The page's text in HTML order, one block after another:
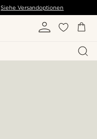
Siehe Versandoptionen